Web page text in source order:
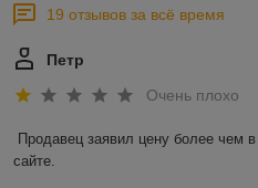
19 отзывов за всё время
Петр
Очень плохо
Продавец заявил цену более чем
сайте.